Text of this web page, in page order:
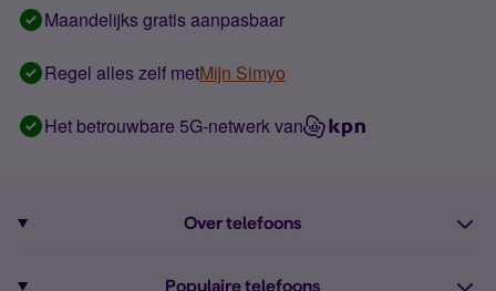
Maandelijks gratis aanpasbaar
Regel alles zelf metMijn Simyo
Het betrouwbare 5G-netwerk van
Over telefoons
Populaire telefoons